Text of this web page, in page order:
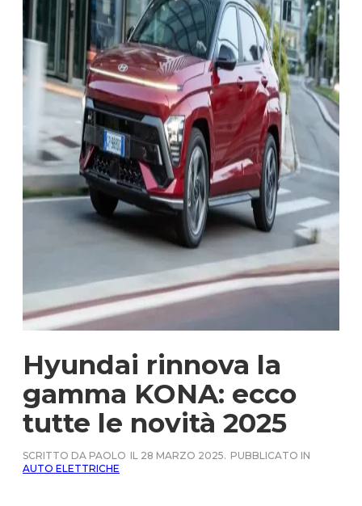
Hyundai rinnova la
gamma KONA: ecco
tutte le novità 2025
SCRITTO DA PAOLO IL 28 MARZO 2025. PUBBLICATO IN
AUTO ELETTRICHE